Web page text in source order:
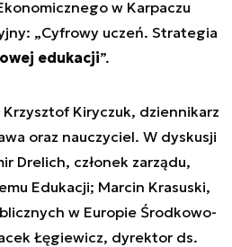
w Karpaczu
„Cyfrowy uczeń. Strategia
edukacji”.
Kiryczuk, dziennikarz
oraz nauczyciel. W dyskusji
Drelich, członek zarządu,
Edukacji; Marcin Krasuski,
w Europie Środkowo-
Łęgiewicz, dyrektor ds.